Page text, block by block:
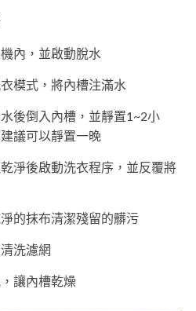
內，並啟動脫水
模式，將內槽注滿水
後倒入內槽，並靜置1~2小
議可以靜置一晚
淨後啟動洗衣程序，並反覆將
的抹布清潔殘留的髒污
洗濾網
讓內槽乾燥